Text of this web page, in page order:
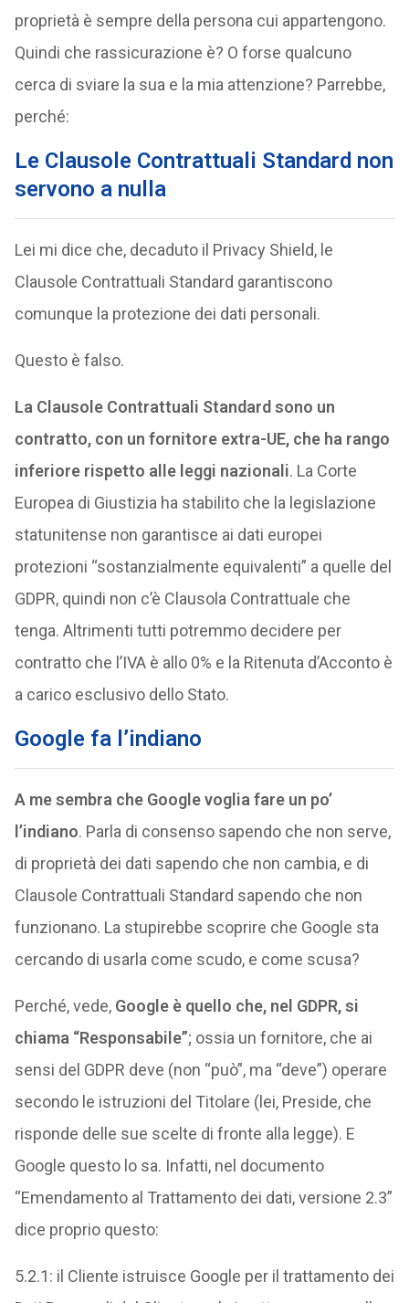
proprietà è sempre della persona cui appartengono.
Quindi che rassicurazione è? O forse qualcuno
cerca di sviare la sua e la mia attenzione? Parrebbe,
perché:
Le Clausole Contrattuali Standard non
servono a nulla
Lei mi dice che, decaduto il Privacy Shield, le
Clausole Contrattuali Standard garantiscono
comunque la protezione dei dati personali.
Questo è falso.
La Clausole Contrattuali Standard sono un
contratto, con un fornitore extra-UE, che ha rango
inferiore rispetto alle leggi nazionali. La Corte
Europea di Giustizia ha stabilito che la legislazione
statunitense non garantisce ai dati europei
protezioni “sostanzialmente equivalenti” a quelle del
GDPR, quindi non c’è Clausola Contrattuale che
tenga. Altrimenti tutti potremmo decidere per
contratto che l’IVA è allo 0% e la Ritenuta d’Acconto è
a carico esclusivo dello Stato.
Google fa l’indiano
A me sembra che Google voglia fare un po’
l’indiano. Parla di consenso sapendo che non serve,
di proprietà dei dati sapendo che non cambia, e di
Clausole Contrattuali Standard sapendo che non
funzionano. La stupirebbe scoprire che Google sta
cercando di usarla come scudo, e come scusa?
Perché, vede, Google è quello che, nel GDPR, si
chiama “Responsabile”; ossia un fornitore, che ai
sensi del GDPR deve (non “può”, ma “deve”) operare
secondo le istruzioni del Titolare (lei, Preside, che
risponde delle sue scelte di fronte alla legge). E
Google questo lo sa. Infatti, nel documento
“Emendamento al Trattamento dei dati, versione 2.3”
dice proprio questo:
5.2.1: il Cliente istruisce Google per il trattamento dei